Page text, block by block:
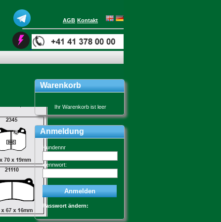
Warenkorb
Ihr Warenkorb ist leer
Anmeldung
Kundennr
Kennwort:
Passwort ändern:
AGB Kontakt